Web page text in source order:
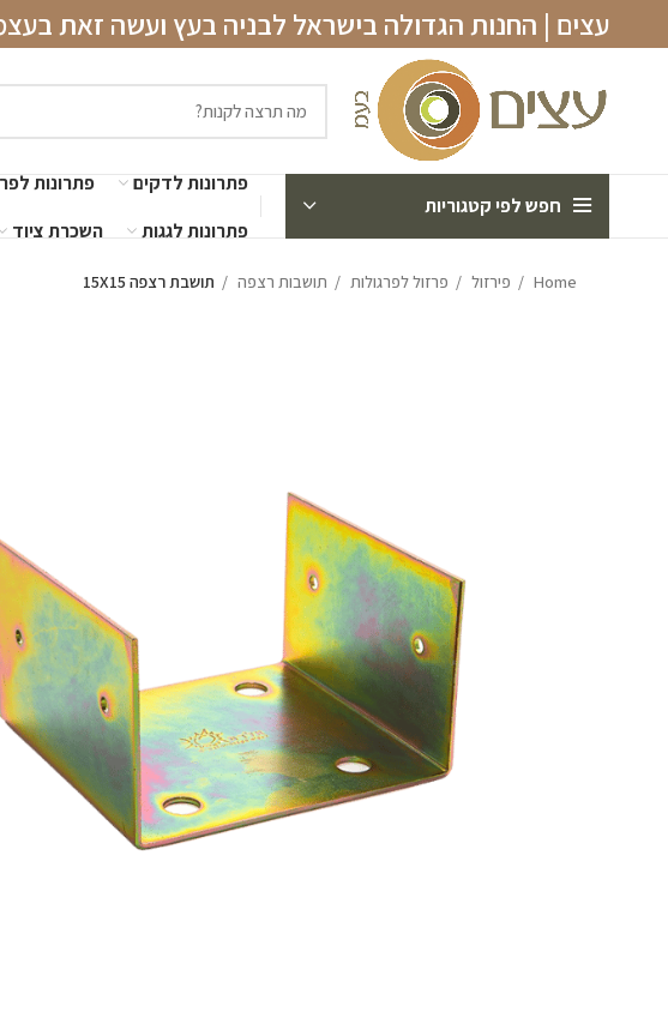
עצים | החנות הגדולה בישראל לבניה בעץ ועשה זאת
חפש לפי קטגוריות
פתרונות לדקים פתרונות
פתרונות לגגות
השכרת ציוד
Home פירזול פרזול לפרגולות תושבות רצפה תושבת רצפה 15X15